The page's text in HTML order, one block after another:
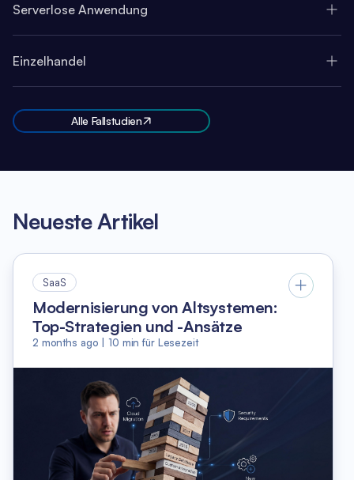
Serverlose Anwendung
Einzelhandel
Alle Fallstudien
Neueste Artikel
SaaS
Modernisierung von Altsystemen:
Top-Strategien und -Ansätze
2 months ago |10 min für Lesezeit